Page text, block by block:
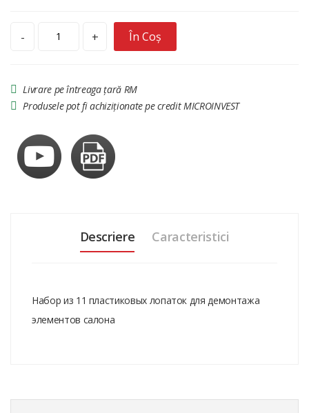
- + În Coș
Livrare pe întreaga țară RM
Produsele pot fi achiziționate pe credit MICROINVEST
Descriere Caracteristici
Набор из 11 пластиковых лопаток для демонтажа
элементов салона